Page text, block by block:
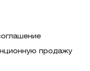
продажу